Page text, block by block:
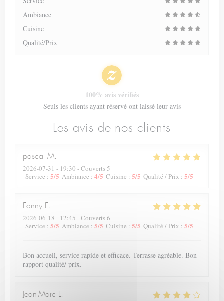
Les avis de nos clients
pascal M
2026-07-31 - 19:30 - Couverts 5
Service : 5/5 Ambiance : 4/5 Cuisine : 5/5 Qualité / Prix : 5/5
Fanny F
2026-06-18 - 12:45 - Couverts 6
Service : 5/5 Ambiance : 5/5 Cuisine : 5/5 Qualité / Prix : 5/5
Bon accueil, service rapide et efficace. Terrasse agréable. Bon
rapport qualité/ prix.
Jean-Marc L
Ambiance
Cuisine
Qualité/Prix
100% avis vérifiés
Seuls les clients ayant réservé ont laissé leur avis